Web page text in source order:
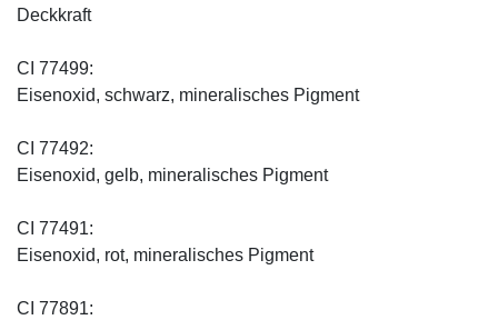
Deckkraft
CI 77499:
Eisenoxid, schwarz, mineralisches Pigment
CI 77492:
Eisenoxid, gelb, mineralisches Pigment
CI 77491:
Eisenoxid, rot, mineralisches Pigment
CI 77891: